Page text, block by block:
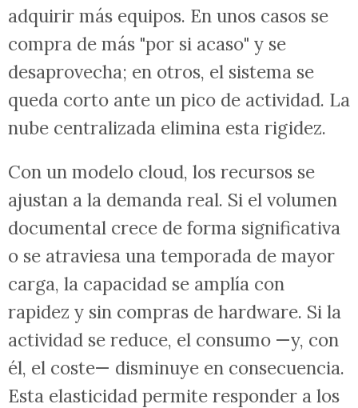
adquirir más equipos. En unos casos se
compra de más "por si acaso" y se
desaprovecha; en otros, el sistema se
queda corto ante un pico de actividad. La
nube centralizada elimina esta rigidez.
Con un modelo cloud, los recursos se
ajustan a la demanda real. Si el volumen
documental crece de forma significativa
o se atraviesa una temporada de mayor
carga, la capacidad se amplía con
rapidez y sin compras de hardware. Si la
actividad se reduce, el consumo —y, con
él, el coste— disminuye en consecuencia.
Esta elasticidad permite responder a los